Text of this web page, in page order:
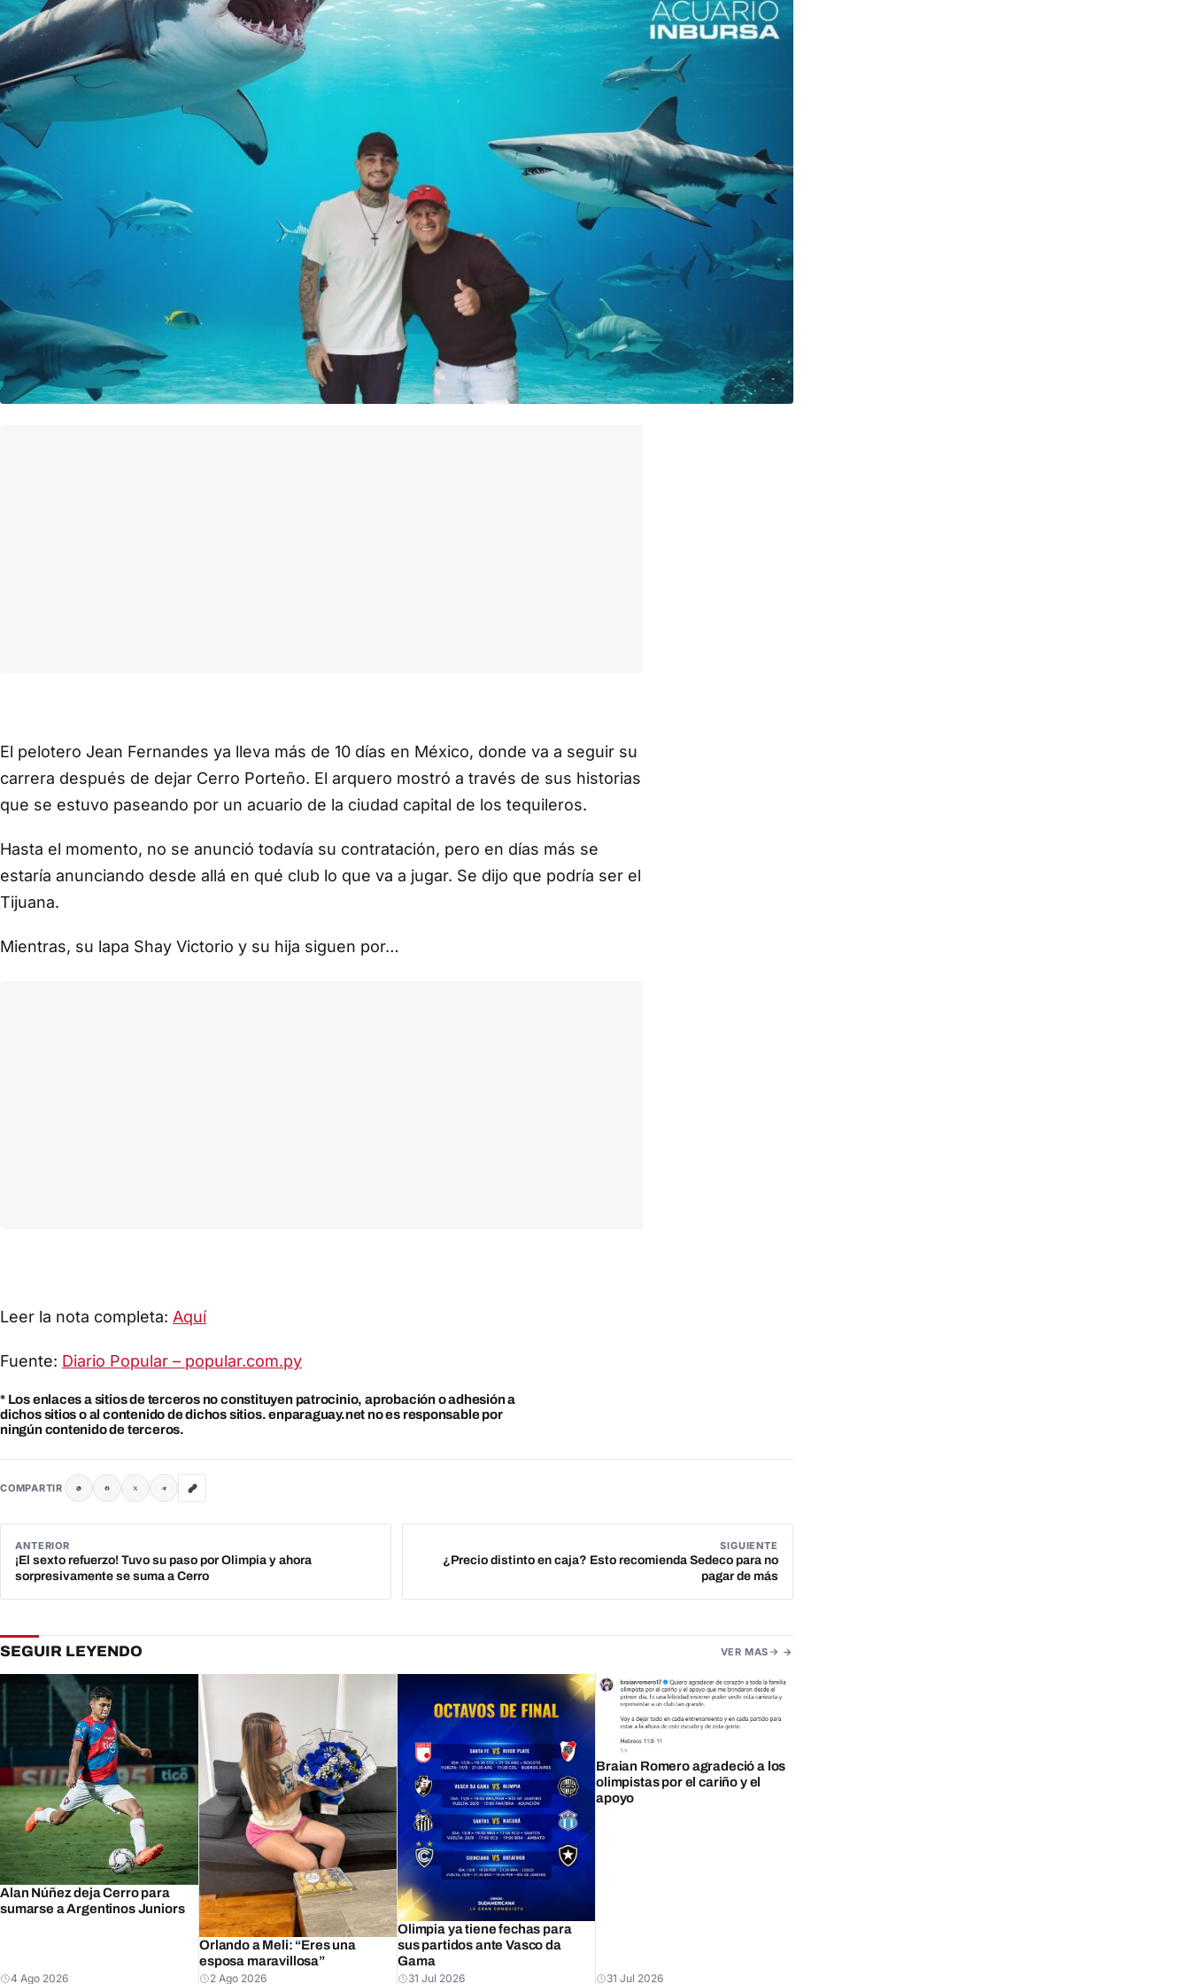
El pelotero Jean Fernandes ya lleva más de 10 días en México, donde va a seguir su
carrera después de dejar Cerro Porteño. El arquero mostró a través de sus historias
que se estuvo paseando por un acuario de la ciudad capital de los tequileros.
Hasta el momento, no se anunció todavía su contratación, pero en días más se
estaría anunciando desde allá en qué club lo que va a jugar. Se dijo que podría ser el
Tijuana.
Mientras, su lapa Shay Victorio y su hija siguen por…
Leer la nota completa: Aquí
Fuente: Diario Popular – popular.com.py
* Los enlaces a sitios de terceros no constituyen patrocinio, aprobación o adhesión a
dichos sitios o al contenido de dichos sitios. enparaguay.net no es responsable por
ningún contenido de terceros.
COMPARTIR
ANTERIOR
¡El sexto refuerzo! Tuvo su paso por Olimpia y ahora
sorpresivamente se suma a Cerro
SIGUIENTE
¿Precio distinto en caja? Esto recomienda Sedeco para no
pagar de más
SEGUIR LEYENDO VER MAS
Alan Núñez deja Cerro para
sumarse a Argentinos Juniors
4 Ago 2026
Orlando a Meli: “Eres una
esposa maravillosa”
2 Ago 2026
Olimpia ya tiene fechas para
sus partidos ante Vasco da
Gama
31 Jul 2026
Braian Romero agradeció a los
olimpistas por el cariño y el
apoyo
31 Jul 2026